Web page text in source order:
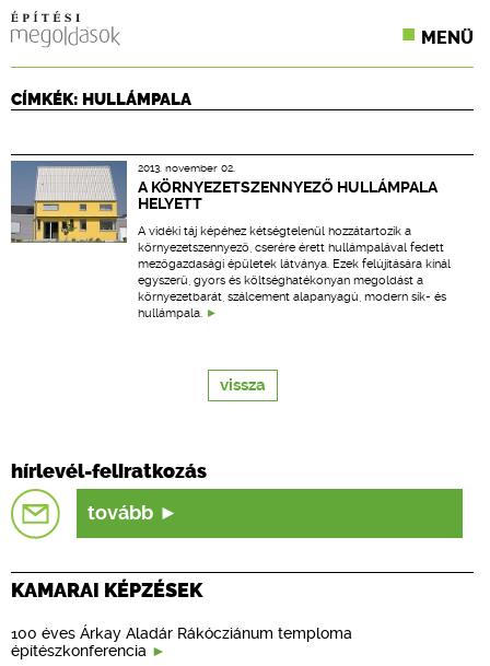
MENÜ
CPR TERMÉKKIÍRÁS
ÉPÍTÉSI JOG
ONLINE KÉPZÉSEK
TERVEZÉSI SEGÉDLETEK
CÍMKÉK: HULLÁMPALA
2013. november 02.
A KÖRNYEZETSZENNYEZŐ HULLÁMPALA
HELYETT
A vidéki táj képéhez kétségtelenül hozzátartozik a
környezetszennyező, cserére érett hullámpalával fedett
mezőgazdasági épületek látványa. Ezek felújítására kínál
egyszerű, gyors és költséghatékonyan megoldást a
környezetbarát, szálcement alapanyagú, modern sík- és
hullámpala.
vissza
hírlevél-feliratkozás
tovább
KAMARAI KÉPZÉSEK
100 éves Árkay Aladár Rákócziánum temploma
építészkonferencia